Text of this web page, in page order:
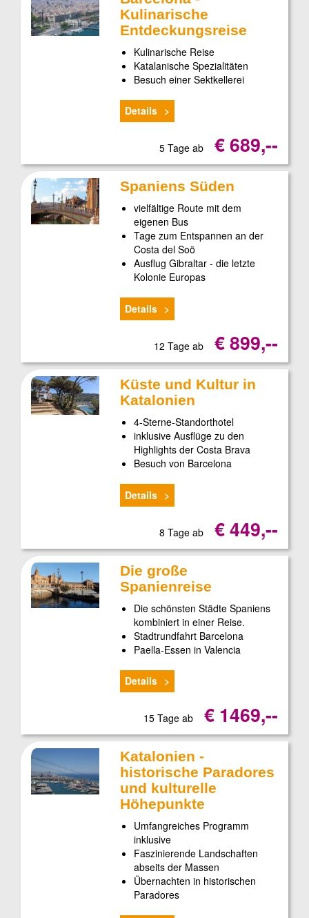
Kulinarische
Entdeckungsreise
Kulinarische Reise
Katalanische Spezialitäten
Besuch einer Sektkellerei
Details
5 Tage ab € 689,--
Spaniens Süden
vielfältige Route mit dem
eigenen Bus
Tage zum Entspannen an der
Costa del Soö
Ausflug Gibraltar - die letzte
Kolonie Europas
Details
12 Tage ab € 899,--
Küste und Kultur in
Katalonien
4-Sterne-Standorthotel
inklusive Ausflüge zu den
Highlights der Costa Brava
Besuch von Barcelona
Details
8 Tage ab € 449,--
Die große
Spanienreise
Die schönsten Städte Spaniens
kombiniert in einer Reise.
Stadtrundfahrt Barcelona
Paella-Essen in Valencia
Details
15 Tage ab € 1469,--
Katalonien -
historische Paradores
und kulturelle
Höhepunkte
Umfangreiches Programm
inklusive
Faszinierende Landschaften
abseits der Massen
Übernachten in historischen
Paradores